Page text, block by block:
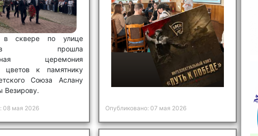
сквере по улице
прошла
церемония
цветов к памятнику
Союза Аслану
Везирову.
08 мая 2026
В рамках республиканского
патриотического проекта «Цветы
Великой Победы» в колледже
Опубликовано: 07 мая 2026